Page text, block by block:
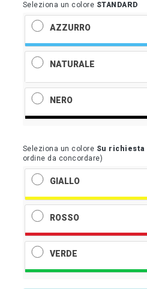
Seleziona un colore STANDARD
AZZURRO
NATURALE
NERO
Seleziona un colore Su richiesta
ordine da concordare)
GIALLO
ROSSO
VERDE